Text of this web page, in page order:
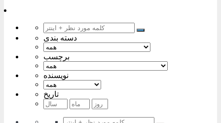
دسته بندی
برچسب
نویسنده
تاریخ